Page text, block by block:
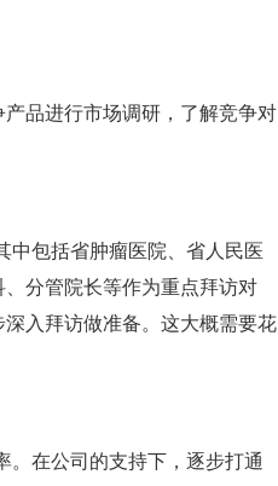
品进行市场调研，了解竞争对
中包括省肿瘤医院、省人民医
分管院长等作为重点拜访对
入拜访做准备。这大概需要花
。在公司的支持下，逐步打通